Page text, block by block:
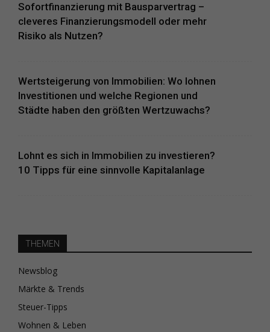
Sofortfinanzierung mit Bausparvertrag –
cleveres Finanzierungsmodell oder mehr
Risiko als Nutzen?
Wertsteigerung von Immobilien: Wo lohnen
Investitionen und welche Regionen und
Städte haben den größten Wertzuwachs?
Lohnt es sich in Immobilien zu investieren?
10 Tipps für eine sinnvolle Kapitalanlage
THEMEN
Newsblog
Märkte & Trends
Steuer-Tipps
Wohnen & Leben